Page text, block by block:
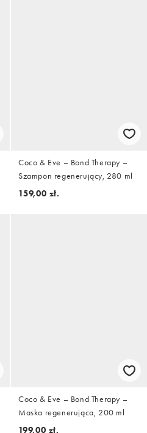
Coco & Eve – Bond Therapy –
Szampon regenerujący, 280 ml
159,00 zł.
Coco & Eve – Bond Therapy –
Maska regenerująca, 200 ml
199,00 zł.